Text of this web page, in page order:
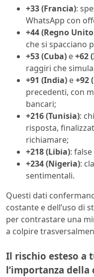
+33 (Francia):
WhatsApp con
+44 (Regno
che si spacciano
+53 (Cuba) e+62
raggiri che
+91 (India) e+92
precedenti, con
bancari;
+216 (Tunisia):
risposta,
richiamare;
+218 (Libia):
+234 (Nigeria):
sentimentali.
Questi dati
costante e dell’uso di
per contrastare una
a colpire
Il rischio esteso a
l’importanza della